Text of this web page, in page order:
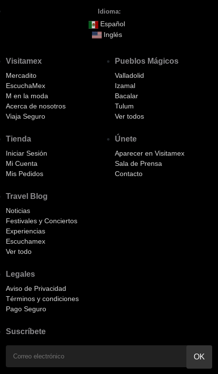
Idioma:
Español
Inglés
Visitamex
Mercadito
EscuchaMex
M en la moda
Acerca de nosotros
Viaja Seguro
Tienda
Iniciar Sesión
Mi Cuenta
Mis Pedidos
Pueblos Mágicos
Valladolid
Izamal
Bacalar
Tulum
Ver todos
Únete
Aparecer en Visitamex
Sala de Prensa
Contacto
Travel Blog
Noticias
Festivales y Conciertos
Experiencias
Escuchamex
Ver todo
Legales
Aviso de Privacidad
Términos y condiciones
Pago Seguro
Suscríbete